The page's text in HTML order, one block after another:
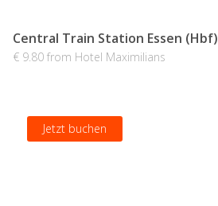
Central Train Station Essen (Hbf)
€ 9.80 from Hotel Maximilians
Jetzt buchen